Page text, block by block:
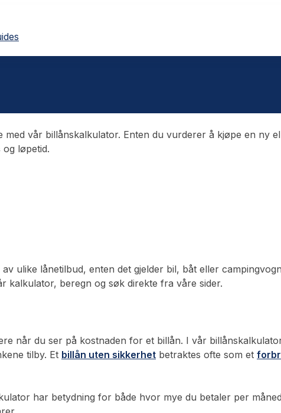
vår billånskalkulator. Enten du vurderer å kjøpe en ny
løpetid.
ulike lånetilbud, enten det gjelder bil, båt eller
kalkulator, beregn og søk direkte fra våre sider.
når du ser på kostnaden for et billån. I vår
tilby. Et billån uten sikkerhet betraktes ofte som et
har betydning for både hvor mye du betaler per